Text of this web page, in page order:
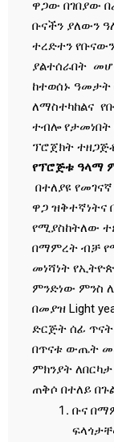
ዋጋው በገበያው
ቡናችን ያለውን
ተረድተን
ያልተሰራበት
ከተወሰኑ ዓመታት
ለማስተካከልና
ተብሎ የታመነበት
ፕሮጀክት
የፕሮጅቱ ዓላማ
በተለያዩ
ዋጋ ዝቅተኛነትና
የሚያስከትለው
በማምረት ብቻ
መነሻነት
ምንድነው ምንስ
በመያዝ Light
ድርጅት ሰፊ ጥናት
በጥናቱ ውጤት
ምክንያት
ጠቅሶ በተለይ
ቡና